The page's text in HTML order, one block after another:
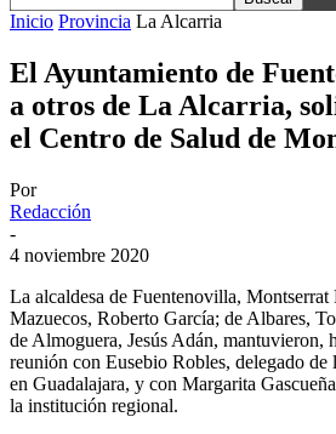
Inicio Provincia La Alcarria
El Ayuntamiento de
a otros de La Alcarria,
el Centro de Salud de
Por
Redacción
-
4 noviembre 2020
La alcaldesa de Fuentenovilla, Montserrat
Mazuecos, Roberto García; de Albares,
de Almoguera, Jesús Adán, mantuvieron,
reunión con Eusebio Robles, delegado de
en Guadalajara, y con Margarita
la institución regional.